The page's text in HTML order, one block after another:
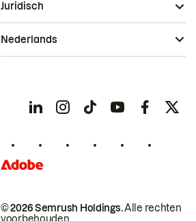
© 2026 Semrush Holdings.Alle rechten
Juridisch
Nederlands